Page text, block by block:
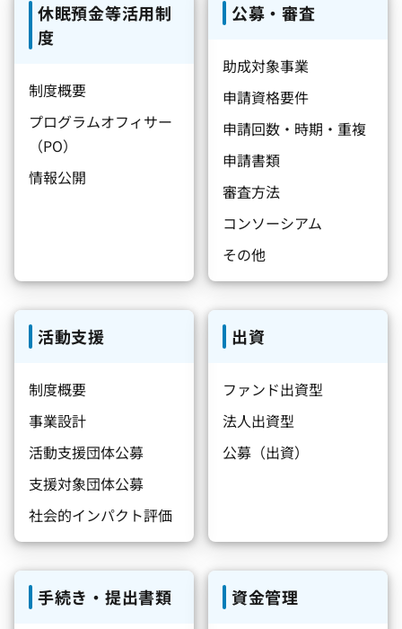
休眠預金等活用制
度
制度概要
プログラムオフィサー
（PO）
情報公開
公募・審査
助成対象事業
申請資格要件
申請回数・時期・重複
申請書類
審査方法
コンソーシアム
その他
活動支援
制度概要
事業設計
活動支援団体公募
支援対象団体公募
社会的インパクト評価
出資
ファンド出資型
法人出資型
公募（出資）
手続き・提出書類 資金管理